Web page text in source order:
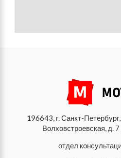
196643, г. Санкт-
Волховстроевская, д.
отдел